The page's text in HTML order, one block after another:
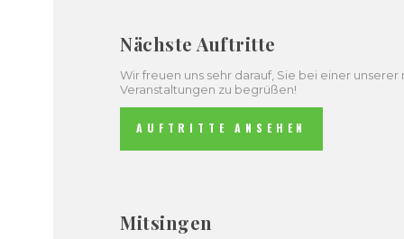
Nächste Auftritte
Wir freuen uns sehr darauf, Sie bei einer unserer
Veranstaltungen zu begrüßen!
AUFTRITTE ANSEHEN
Mitsingen